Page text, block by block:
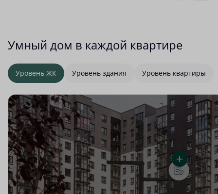
Умный дом в каждой квартире
Уровень ЖК Уровень здания Уровень квартиры